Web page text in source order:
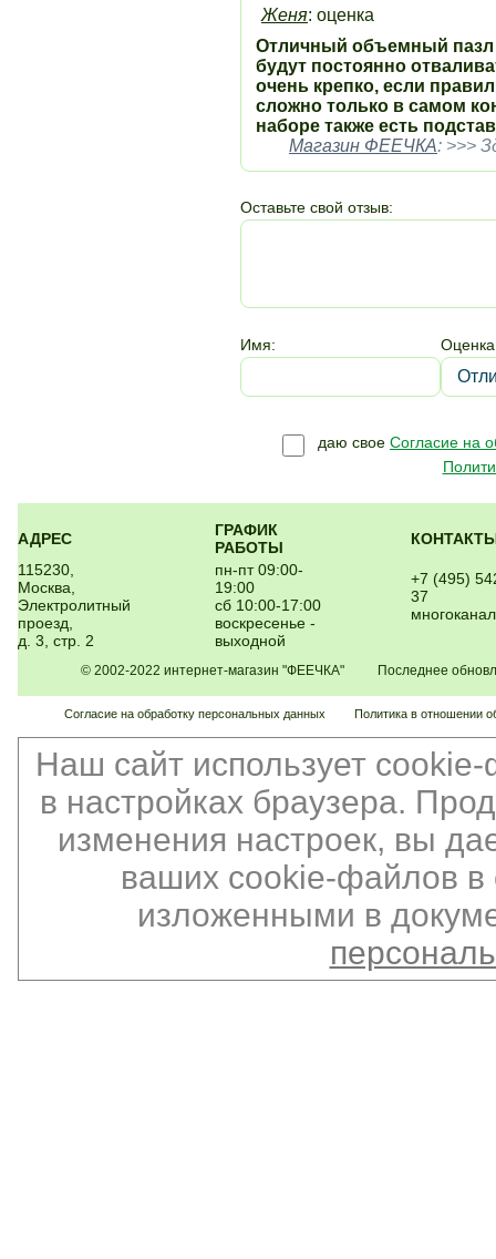
Женя: оценка
Отличный объемный пазл
будут постоянно
очень крепко, если
сложно только в самом
наборе также есть
Магазин ФЕЕЧКА: >>>
Оставьте свой отзыв:
Имя:
даю свое Согласие на
АДРЕС
ГРАФИК
РАБОТЫ
115230,
Москва,
Электролитный
проезд,
д. 3, стр. 2
пн-пт 09:00-
19:00
сб 10:00-17:00
воскресенье -
выходной
+7 (495)
37
© 2002-2022 интернет-магазин "ФЕЕЧКА" Последнее
Согласие на обработку персональных данных Политика в отношении
Наш сайт использует
в настройках браузера.
изменения настроек, вы
ваших cookie-файлов в
изложенными в